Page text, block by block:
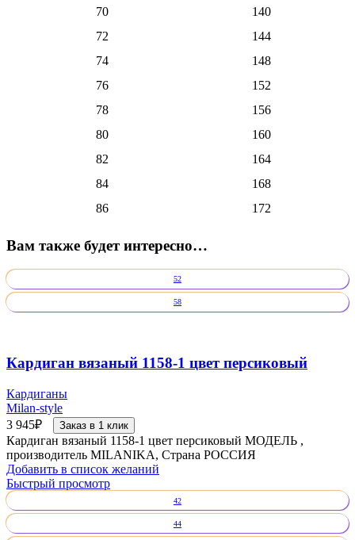
70
140
72
144
74
148
76
152
78
156
80
160
82
164
84
168
86
172
Вам также будет интересно…
52
58
Кардиган вязаный 1158-1 цвет персиковый
Кардиганы
Milan-style
3 945₽ Заказ в 1 клик
Кардиган вязаный 1158-1 цвет персиковый МОДЕЛЬ ,
производитель MILANIKA, Страна РОССИЯ
Добавить в список желаний
Быстрый просмотр
42
44